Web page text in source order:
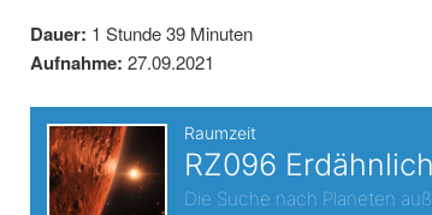
s
p
l
t
Dauer: 1 Stunde 39 Minuten
Aufnahme: 27.09.2021